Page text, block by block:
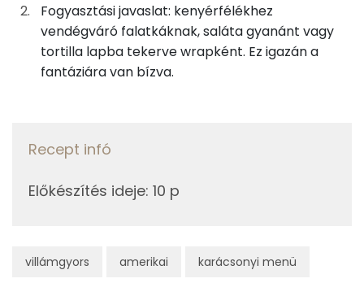
villámgyors amerikai karácsonyi menü
17gmajonéz
88 kcal
4gmajonézes torma
12 kcal
kakukkfű
Nátrium
Foszfor
TOP vitaminok
C vitamin:
Fogyasztási javaslat: kenyérfélékhez
vendégváró falatkáknak, saláta gyanánt vagy
tortilla lapba tekerve wrapként. Ez igazán a
fantáziára van bízva.
Recept infó
Előkészítés ideje: 10 p